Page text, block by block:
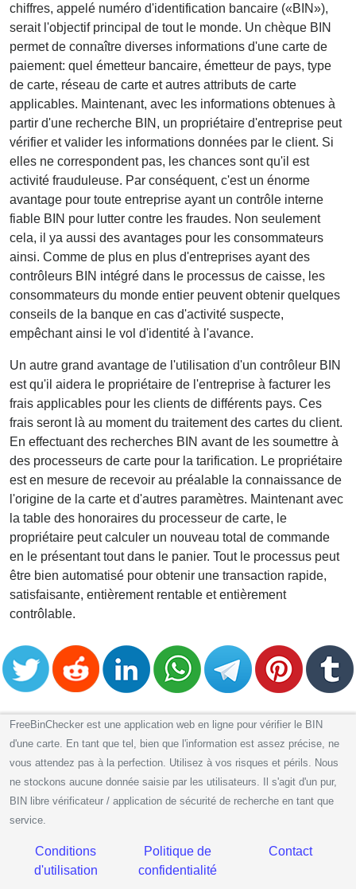
chiffres, appelé numéro d'identification bancaire («BIN»),
serait l'objectif principal de tout le monde. Un chèque BIN
permet de connaître diverses informations d'une carte de
paiement: quel émetteur bancaire, émetteur de pays, type
de carte, réseau de carte et autres attributs de carte
applicables. Maintenant, avec les informations obtenues à
partir d'une recherche BIN, un propriétaire d'entreprise peut
vérifier et valider les informations données par le client. Si
elles ne correspondent pas, les chances sont qu'il est
activité frauduleuse. Par conséquent, c'est un énorme
avantage pour toute entreprise ayant un contrôle interne
fiable BIN pour lutter contre les fraudes. Non seulement
cela, il ya aussi des avantages pour les consommateurs
ainsi. Comme de plus en plus d'entreprises ayant des
contrôleurs BIN intégré dans le processus de caisse, les
consommateurs du monde entier peuvent obtenir quelques
conseils de la banque en cas d'activité suspecte,
empêchant ainsi le vol d'identité à l'avance.
Un autre grand avantage de l'utilisation d'un contrôleur BIN
est qu'il aidera le propriétaire de l'entreprise à facturer les
frais applicables pour les clients de différents pays. Ces
frais seront là au moment du traitement des cartes du client.
En effectuant des recherches BIN avant de les soumettre à
des processeurs de carte pour la tarification. Le propriétaire
est en mesure de recevoir au préalable la connaissance de
l'origine de la carte et d'autres paramètres. Maintenant avec
la table des honoraires du processeur de carte, le
propriétaire peut calculer un nouveau total de commande
en le présentant tout dans le panier. Tout le processus peut
être bien automatisé pour obtenir une transaction rapide,
satisfaisante, entièrement rentable et entièrement
contrôlable.
FreeBinChecker est une application web en ligne pour vérifier le BIN
d'une carte. En tant que tel, bien que l'information est assez précise, ne
vous attendez pas à la perfection. Utilisez à vos risques et périls. Nous
ne stockons aucune donnée saisie par les utilisateurs. Il s'agit d'un pur,
BIN libre vérificateur / application de sécurité de recherche en tant que
service.
Conditions
d'utilisation
Politique de
confidentialité
Contact